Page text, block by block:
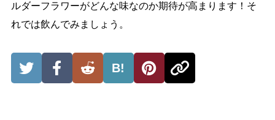
ルダーフラワーがどんな味なのか期待が高まります！そ
れでは飲んでみましょう。
B!